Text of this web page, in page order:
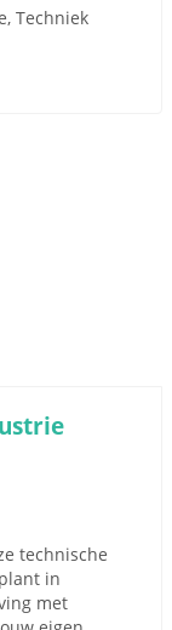
Techniek
technische
in
met